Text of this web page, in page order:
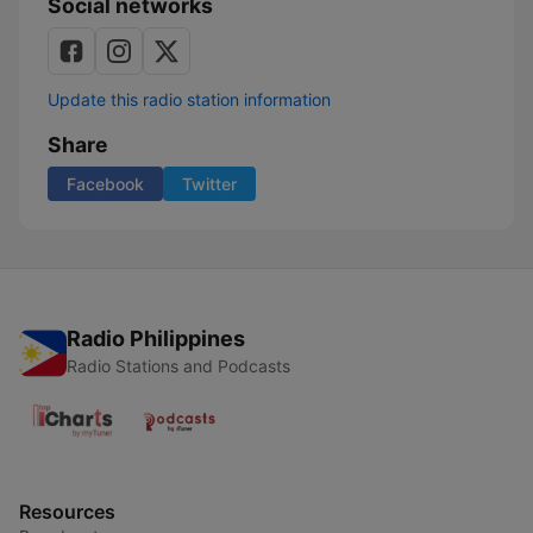
Social networks
Update this radio station information
Share
Facebook Twitter
Radio Philippines
Radio Stations and Podcasts
Resources